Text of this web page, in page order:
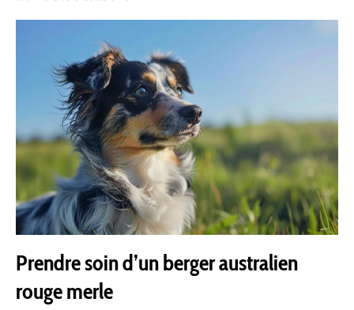
Prendre soin d’un berger australien
rouge merle